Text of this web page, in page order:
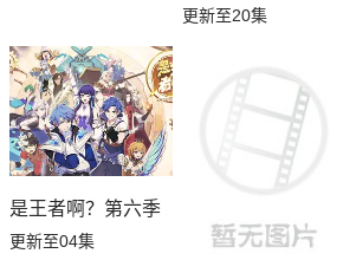
第02集
更新至20集
是王者啊？第六季
更新至04集